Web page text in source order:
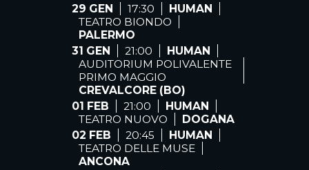
29 GEN 17:30
HUMAN
TEATRO BIONDO
PALERMO
31 GEN
21:00
HUMAN
AUDITORIUM POLIVALENTE
PRIMO MAGGIO
CREVALCORE (BO)
01 FEB
21:00
HUMAN
TEATRO NUOVO
DOGANA
02 FEB
20:45
HUMAN
TEATRO DELLE MUSE
ANCONA